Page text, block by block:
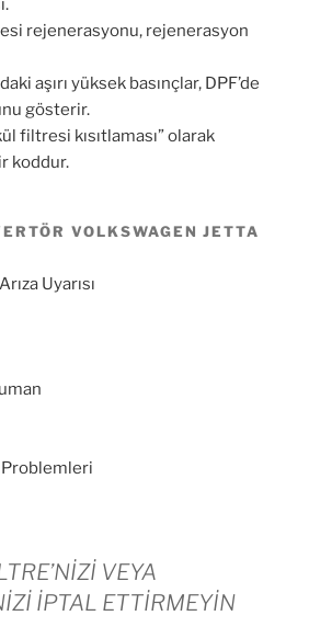
rejenerasyonu, rejenerasyon
aşırı yüksek basınçlar, DPF’de
gösterir.
filtresi kısıtlaması” olarak
koddur.
VOLKSWAGEN JETTA
Uyarısı
Problemleri
VEYA
İPTAL ETTİRMEYİN